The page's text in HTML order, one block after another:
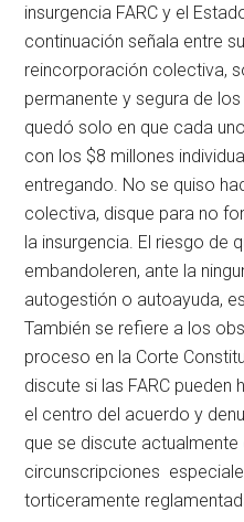
insurgencia FARC y el
continuación señala entre
reincorporación colectiva,
permanente y segura de
quedó solo en que cada
con los $8 millones
entregando. No se quiso
colectiva, disque para no
la insurgencia. El riesgo de
embandoleren, ante la
autogestión o autoayuda,
También se refiere a los
proceso en la Corte
discute si las FARC
el centro del acuerdo y
que se discute
circunscripciones
torticeramente